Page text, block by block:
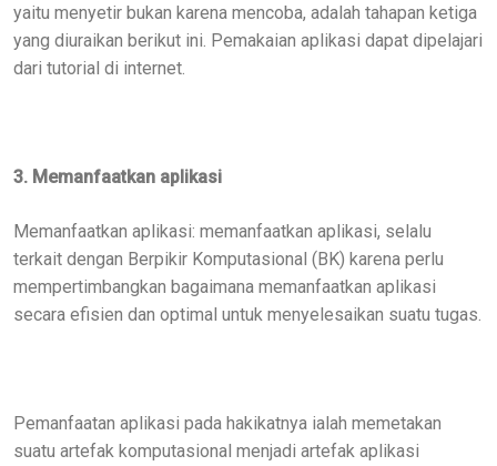
yaitu menyetir bukan karena mencoba, adalah tahapan ketiga
yang diuraikan berikut ini. Pemakaian aplikasi dapat dipelajari
dari tutorial di internet.
3. Memanfaatkan aplikasi
Memanfaatkan aplikasi: memanfaatkan aplikasi, selalu
terkait dengan Berpikir Komputasional (BK) karena perlu
mempertimbangkan bagaimana memanfaatkan aplikasi
secara efisien dan optimal untuk menyelesaikan suatu tugas.
Pemanfaatan aplikasi pada hakikatnya ialah memetakan
suatu artefak komputasional menjadi artefak aplikasi